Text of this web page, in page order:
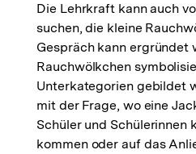
Die Lehrkraft kann auch
suchen, die kleine
Gespräch kann ergründet
Rauchwölkchen
Unterkategorien gebildet
mit der Frage, wo eine
Schüler und Schülerinnen
kommen oder auf das